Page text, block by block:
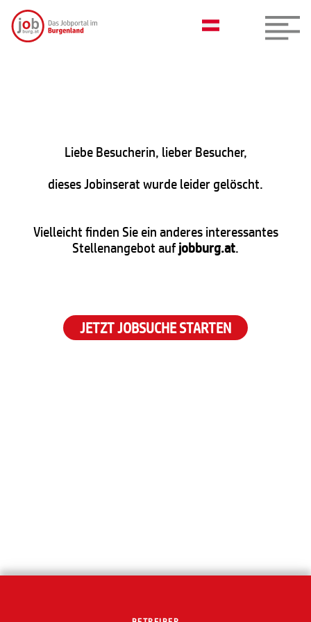
Liebe Besucherin, lieber Besucher,
dieses Jobinserat wurde leider gelöscht.
Vielleicht finden Sie ein anderes interessantes
Stellenangebot aufjobburg.at.
JETZT JOBSUCHE STARTEN